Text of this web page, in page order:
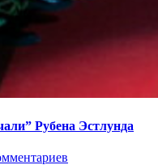
Рубена Эстлунда